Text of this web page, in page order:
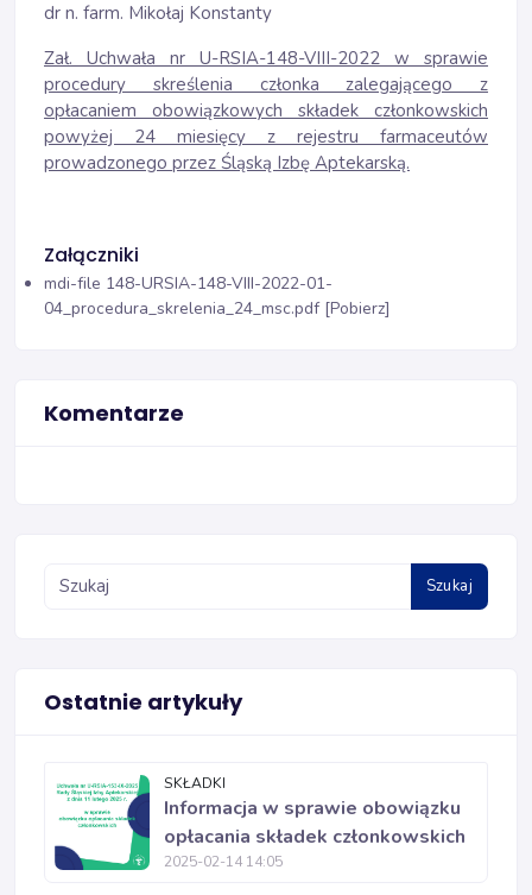
dr n. farm. Mikołaj Konstanty
Zał. Uchwała nr U-RSIA-148-VIII-2022 w sprawie
procedury skreślenia członka zalegającego z
opłacaniem obowiązkowych składek członkowskich
powyżej 24 miesięcy z rejestru farmaceutów
prowadzonego przez Śląską Izbę Aptekarską.
Załączniki
mdi-file 148-URSIA-148-VIII-2022-01-
04_procedura_skrelenia_24_msc.pdf [Pobierz]
Komentarze
Szukaj
Ostatnie artykuły
SKŁADKI
Informacja w sprawie obowiązku
opłacania składek członkowskich
2025-02-14 14:05